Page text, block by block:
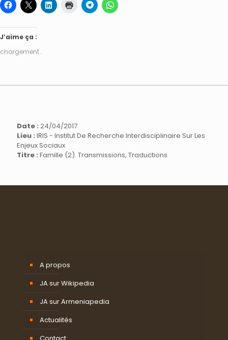
J’aime ça :
chargement…
Date : 24/04/2017
Lieu : IRIS - Institut De Recherche Interdisciplinaire Sur Les
Enjeux Sociaux
Titre : Famille (2). Transmissions, Traductions
A propos
JA sur Wikipedia
JA sur Armeniapedia
Actualités